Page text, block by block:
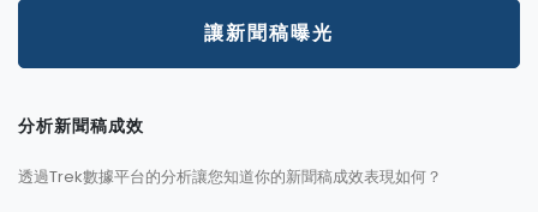
讓新聞稿曝光
分析新聞稿成效
透過Trek數據平台的分析讓您知道你的新聞稿成效表現如何？